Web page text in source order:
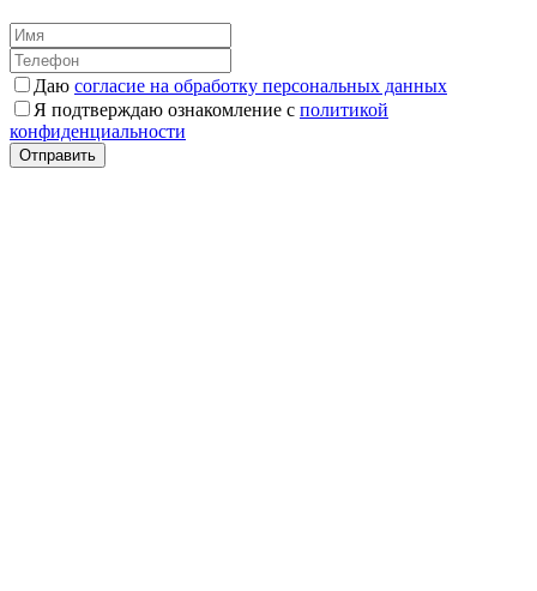
Даю согласие на обработку персональных данных
Я подтверждаю ознакомление с политикой
конфиденциальности